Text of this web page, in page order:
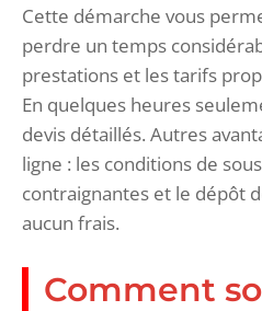
Cette démarche vous
perdre un temps
prestations et les tarifs
En quelques heures
devis détaillés. Autres
ligne : les conditions de
contraignantes et le dépôt
aucun frais.
Comment